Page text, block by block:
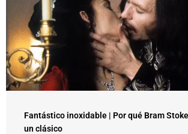
Fantástico inoxidable | Por qué Bram
un clásico